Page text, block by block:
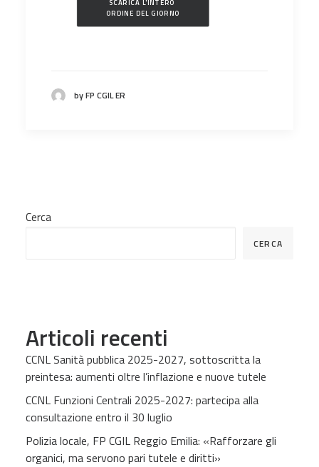
SCARICA L'INTERO
ORDINE DEL GIORNO
by FP CGIL ER
Cerca
CERCA
Articoli recenti
CCNL Sanità pubblica 2025-2027, sottoscritta la
preintesa: aumenti oltre l’inflazione e nuove tutele
CCNL Funzioni Centrali 2025-2027: partecipa alla
consultazione entro il 30 luglio
Polizia locale, FP CGIL Reggio Emilia: «Rafforzare gli
organici, ma servono pari tutele e diritti»